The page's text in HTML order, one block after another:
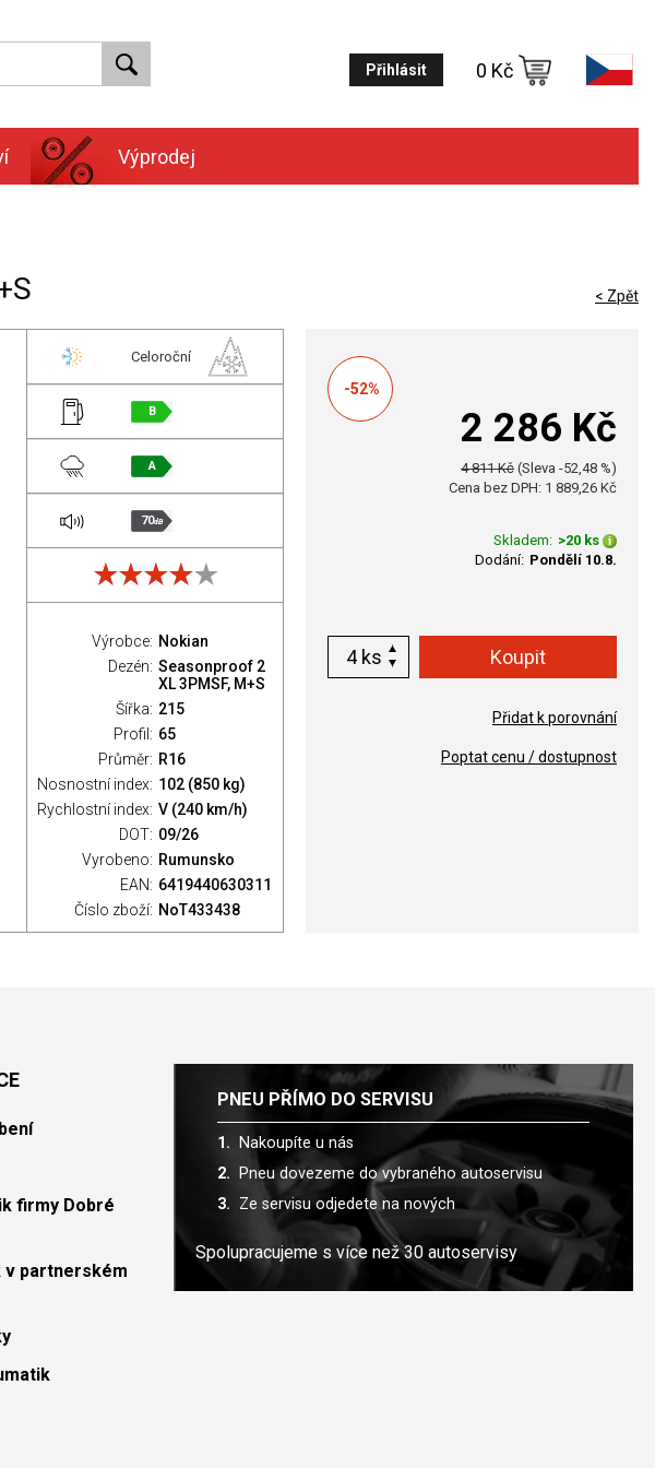
Přihlásit 0 Kč
Výprodej
< Zpět
Celoroční
B
A
70dB
Výrobce: Nokian
Dezén: Seasonproof 2
XL 3PMSF, M+S
Šířka: 215
Profil: 65
Průměr: R16
Nosnostní index: 102 (850 kg)
Rychlostní index: V (240 km/h)
DOT: 09/26
Vyrobeno: Rumunsko
EAN: 6419440630311
Číslo zboží: NoT433438
-52%
2 286 Kč
4 811 Kč (Sleva -52,48 %)
Cena bez DPH: 1 889,26 Kč
Skladem: >20 ks
Dodání: Pondělí 10.8.
ks
Přidat k porovnání
Poptat cenu / dostupnost
firmy Dobré
v partnerském
PNEU PŘÍMO DO SERVISU
Nakoupíte u nás
Pneu dovezeme do vybraného autoservisu
Ze servisu odjedete na nových
Spolupracujeme s více než 30 autoservisy